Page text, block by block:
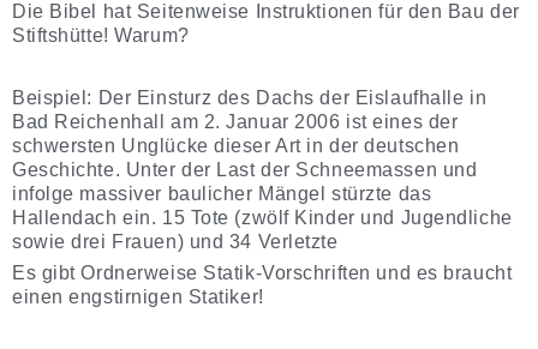
Die Bibel hat Seitenweise Instruktionen für den Bau der
Stiftshütte! Warum?
Beispiel: Der Einsturz des Dachs der Eislaufhalle in
Bad Reichenhall am 2. Januar 2006 ist eines der
schwersten Unglücke dieser Art in der deutschen
Geschichte. Unter der Last der Schneemassen und
infolge massiver baulicher Mängel stürzte das
Hallendach ein. 15 Tote (zwölf Kinder und Jugendliche
sowie drei Frauen) und 34 Verletzte
Es gibt Ordnerweise Statik-Vorschriften und es braucht
einen engstirnigen Statiker!